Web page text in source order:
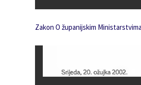
Zakon O županijskim